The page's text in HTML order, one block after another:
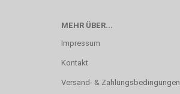
MEHR ÜBER...
Impressum
Kontakt
Versand- & Zahlungsbedingungen